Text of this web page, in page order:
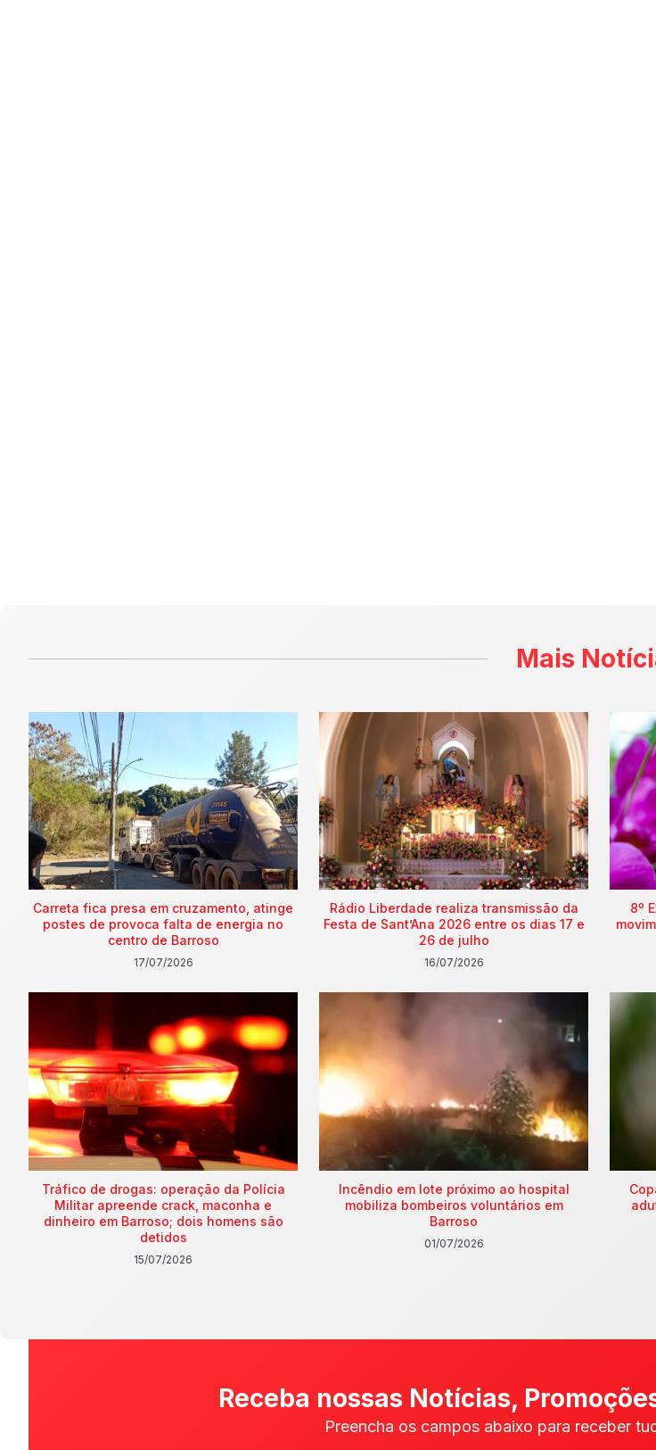
Mais
Carreta fica presa em cruzamento, atinge
postes de provoca falta de energia no
centro de Barroso
17/07/2026
Rádio Liberdade realiza transmissão da
Festa de Sant’Ana 2026 entre os dias 17 e
26 de julho
16/07/2026
8º
Tráfico de drogas: operação da Polícia
Militar apreende crack, maconha e
dinheiro em Barroso; dois homens são
detidos
15/07/2026
Incêndio em lote próximo ao hospital
mobiliza bombeiros voluntários em
Barroso
01/07/2026
Receba nossas Notícias,
Preencha os campos abaixo para receber